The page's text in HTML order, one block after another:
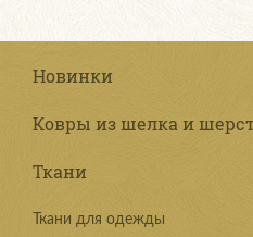
Новинки
Ковры из шелка и
Ткани
Ткани для одежды